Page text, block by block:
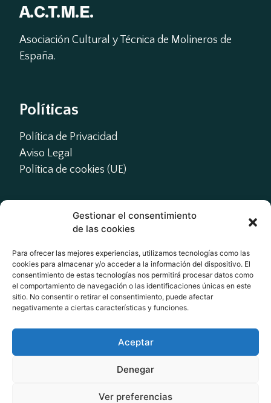
Gestionar el consentimiento
de las cookies
Para ofrecer las mejores experiencias, utilizamos tecnologías como las
cookies para almacenar y/o acceder a la información del dispositivo. El
consentimiento de estas tecnologías nos permitirá procesar datos como
el comportamiento de navegación o las identificaciones únicas en este
sitio. No consentir o retirar el consentimiento, puede afectar
negativamente a ciertas características y funciones.
Aceptar
Denegar
Ver preferencias
A.C.T.M.E.
Asociación Cultural y Técnica de Molineros de
España.
Políticas
Política de Privacidad
Aviso Legal
Política de cookies (UE)
Contacto
presidente@actme.es
administracion@actme.es
+34 647 66 63 18
Redes Sociales